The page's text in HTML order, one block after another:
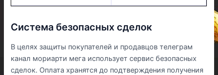
Система безопасных сделок
В целях защиты покупателей и продавцов телеграм
канал мориарти мега использует сервис безопасных
сделок. Оплата хранятся до подтверждения получения